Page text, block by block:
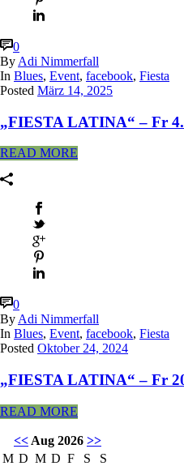
0
By Adi Nimmerfall
In Blues, Event, facebook, Fiesta
Posted März 14, 2025
„FIESTA LATINA“ – Fr
READ MORE
0
By Adi Nimmerfall
In Blues, Event, facebook, Fiesta
Posted Oktober 24, 2024
„FIESTA LATINA“ – Fr
READ MORE
<< Aug 2026 >>
M D M D F S
S